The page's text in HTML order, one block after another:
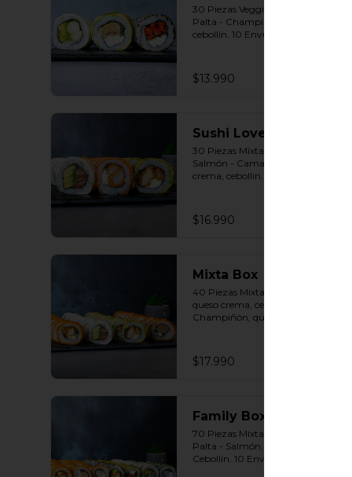
30 Piezas Veggie 10 Envuelto
Palta - Champiñón, queso crema,
cebollín. 10 Envuelto Queso -
queso crema, cebollín. Incluye: 3
Salsas a elección soya o agridulce
$13.990
Sushi Lovers
30 Piezas Mixtas 10 Envuelto
Salmón - Camarón furay, queso
crema, cebollín. 10 Envuelto Palta
cebollín. Incluye: 3 Salsas a
elección soya o agridulce Bless + 2
$16.990
Mixta Box
40 Piezas Mixtas 10 Panko - Pollo,
queso crema, cebollín. 10 Panko -
Champiñón, queso crema,
Queso - Salmón, palta, cebollín.
Incluye: 2 Salsa soya 2 Salsa
$17.990
Family Box
70 Piezas Mixtas 10 Envuelto
Palta - Salmón, Queso crema ,
Cebollín. 10 Envuelto Sésamo -